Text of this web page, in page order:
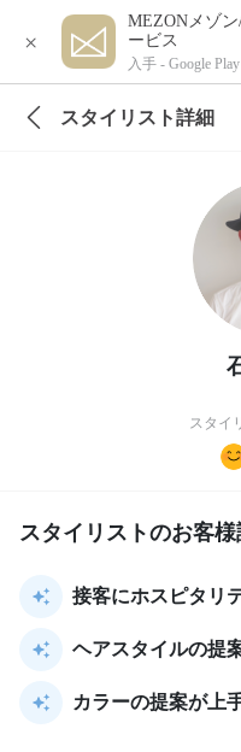
×
MEZONメゾ
ービス
入手 - Google Play
スタイリスト詳細
スタイ
スタイリストのお客
接客にホスピタリ
ヘアスタイルの提
カラーの提案が上